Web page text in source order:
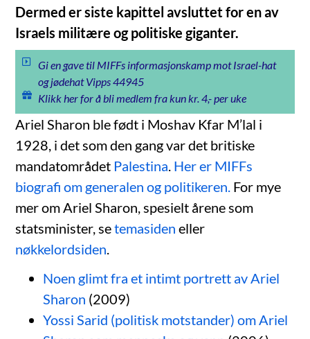
Dermed er siste kapittel avsluttet for en av
Israels militære og politiske giganter.
Gi en gave til MIFFs informasjonskamp mot Israel-hat
og jødehat Vipps 44945
Klikk her for å bli medlem fra kun kr. 4,- per uke
Ariel Sharon ble født i Moshav Kfar M’lal i
1928, i det som den gang var det britiske
mandatområdet Palestina Her er MIFFs
biografi om generalen og politikeren. For mye
mer om Ariel Sharon, spesielt årene som
statsminister, setemasiden eller
nøkkelordsiden
Noen glimt fra et intimt portrett av Ariel
Sharon (2009)
Yossi Sarid (politisk motstander) om Ariel